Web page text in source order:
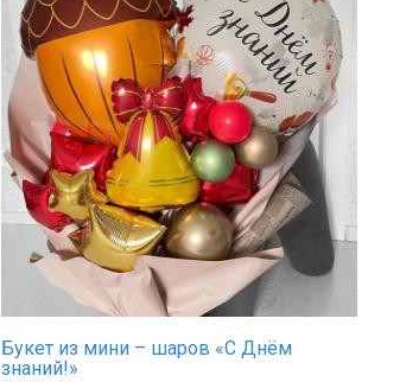
Букет из мини – шаров «С Днём
знаний!»